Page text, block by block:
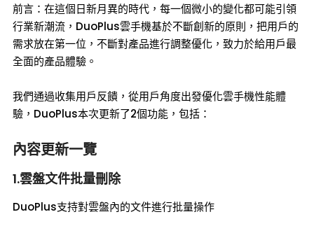
前言：在這個日新月異的時代，每一個微小的變化都可能引領
行業新潮流，DuoPlus雲手機基於不斷創新的原則，把用戶的
需求放在第一位，不斷對產品進行調整優化，致力於給用戶最
全面的產品體驗。
我們通過收集用戶反饋，從用戶角度出發優化雲手機性能體
驗，DuoPlus本次更新了2個功能，包括：
內容更新一覽
1.雲盤文件批量刪除
DuoPlus支持對雲盤內的文件進行批量操作